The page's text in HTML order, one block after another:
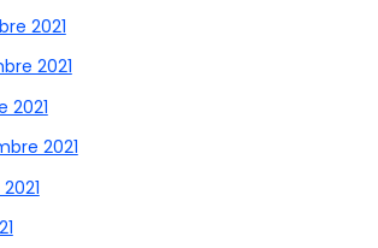
2021
2021
2021
2021